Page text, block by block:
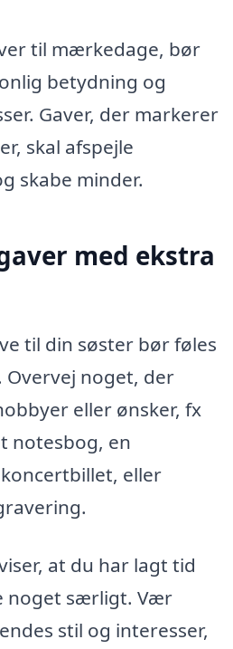
til mærkedage, bør
betydning og
Gaver, der markerer
skal afspejle
skabe minder.
med ekstra
til din søster bør føles
noget, der
eller ønsker, fx
notesbog, en
eller
at du har lagt tid
noget særligt. Vær
stil og interesser,